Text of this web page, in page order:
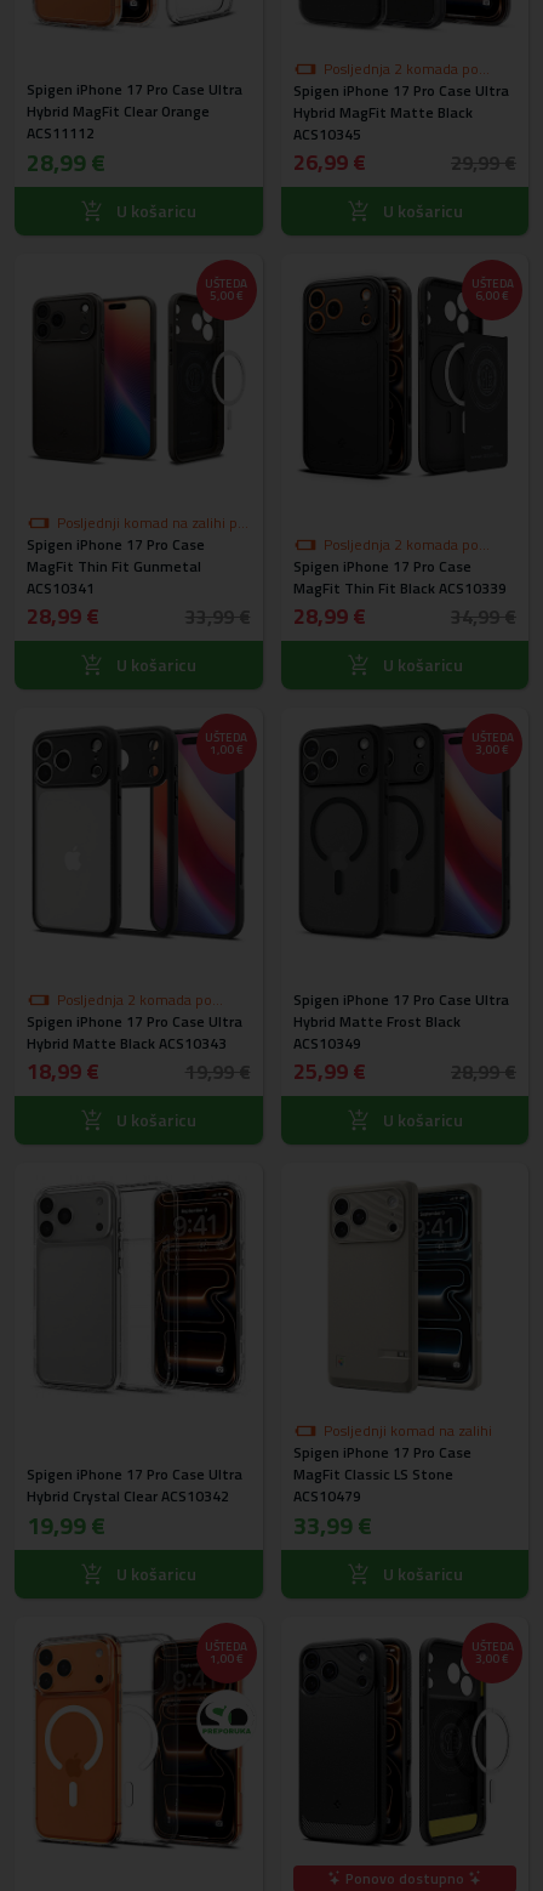
Spigen iPhone 17 Pro Case Ultra
Hybrid MagFit Clear Orange
ACS11112
28,99 €
U košaricu
Posljednja 2 komada po
akcijskoj cijeni
Spigen iPhone 17 Pro Case Ultra
Hybrid MagFit Matte Black
ACS10345
26,99 €
U košaricu
UŠTEDA
5,00 €
Posljednji komad na zalihi po
akcijskoj cijeni
Spigen iPhone 17 Pro Case
MagFit Thin Fit Gunmetal
ACS10341
28,99 €
U košaricu
UŠTEDA
6,00 €
Posljednja 2 komada po
akcijskoj cijeni
Spigen iPhone 17 Pro Case
MagFit Thin Fit Black ACS10339
28,99 €
U košaricu
UŠTEDA
1,00 €
Posljednja 2 komada po
akcijskoj cijeni
Spigen iPhone 17 Pro Case Ultra
Hybrid Matte Black ACS10343
18,99 €
U košaricu
UŠTEDA
3,00 €
Spigen iPhone 17 Pro Case Ultra
Hybrid Matte Frost Black
ACS10349
25,99 €
U košaricu
Spigen iPhone 17 Pro Case Ultra
Hybrid Crystal Clear ACS10342
19,99 €
U košaricu
Posljednji komad na zalihi
Spigen iPhone 17 Pro Case
MagFit Classic LS Stone
ACS10479
33,99 €
U košaricu
UŠTEDA
1,00 €
UŠTEDA
3,00 €
Ponovo dostupno